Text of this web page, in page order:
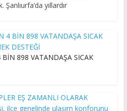
yıllardır
BİN 898 VATANDAŞA SICAK